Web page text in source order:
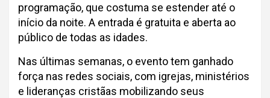
programação, que costuma se estender até o
início da noite. A entrada é gratuita e aberta ao
público de todas as idades.
Nas últimas semanas, o evento tem ganhado
força nas redes sociais, com igrejas, ministérios
e lideranças cristãas mobilizando seus